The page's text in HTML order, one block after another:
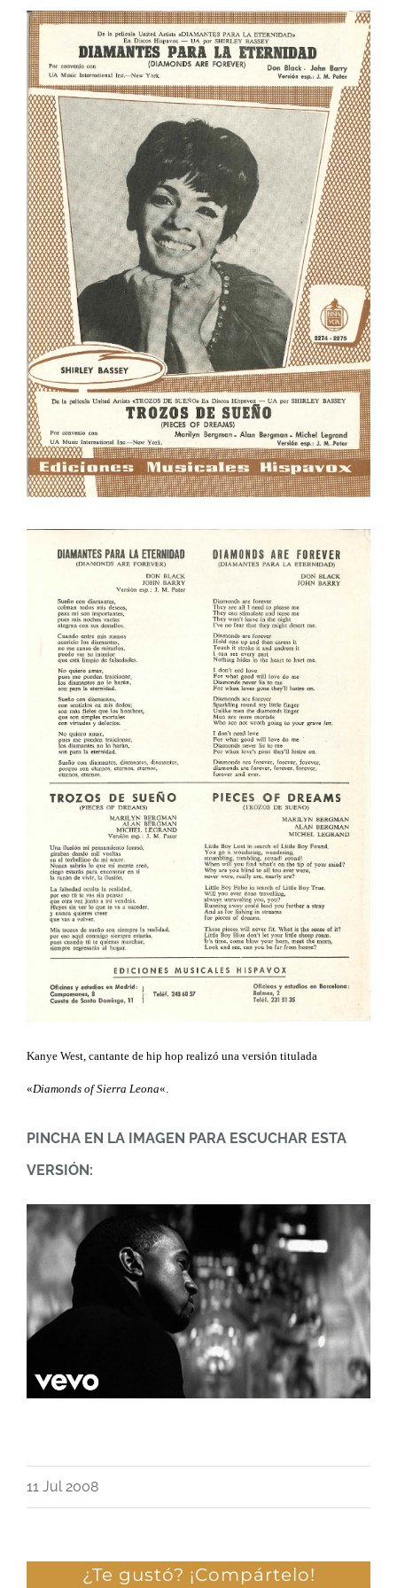
Kanye West, cantante de hip hop realizó una versión titulada
«Diamonds of Sierra Leona«.
PINCHA EN LA IMAGEN PARA ESCUCHAR ESTA
VERSIÓN:
11 Jul 2008
¿Te gustó? ¡Compártelo!